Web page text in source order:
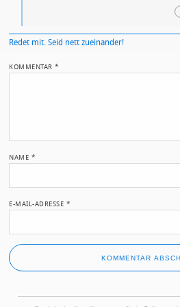
Redet mit. Seid nett zueinander!
KOMMENTAR*
NAME *
E-MAIL-ADRESSE *